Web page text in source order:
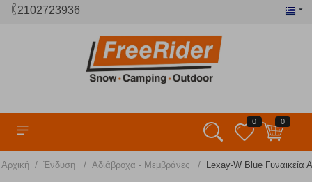
2102723936
0 0
Αρχική / Ένδυση / Αδιάβροχα - Μεμβράνες / Lexay-W Blue Γυναικεία